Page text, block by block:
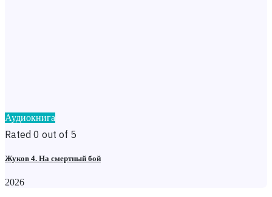
Аудиокнига
Rated 0 out of 5
Жуков 4. На смертный бой
2026